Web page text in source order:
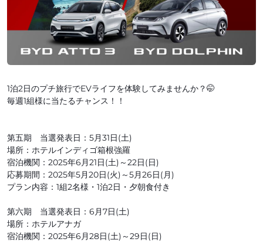
1泊2日のプチ旅行でEVライフを体験してみませんか？🤭
毎週1組様に当たるチャンス！！
第五期 当選発表日：5月31日(土)
場所：ホテルインディゴ箱根強羅
宿泊機関：2025年6月21日(土)～22日(日)
応募期間：2025年5月20日(火)～5月26日(月)
プラン内容：1組2名様・1泊2日・夕朝食付き
第六期 当選発表日：6月7日(土)
場所：ホテルアナガ
宿泊機関：2025年6月28日(土)～29日(日)